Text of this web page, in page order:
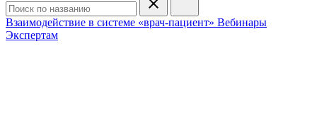
Взаимодействие в системе «врач-пациент» Вебинары
Экспертам